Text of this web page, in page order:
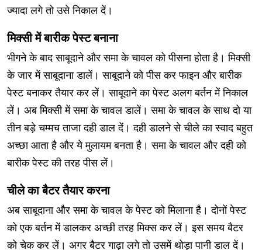
ज्यादा लगे तो उसे निकाल दें।
मिक्सी में बारीक पेस्ट बनाना
भीगने के बाद साबूदाने और समा के चावल को पीसना होता है। मिक्सी
के जार में साबूदाना डालें। साबूदाने को पीस कर फाइन और बारीक
पेस्ट बनाकर तैयार कर लें। साबूदाने का पेस्ट अलग बर्तन में निकाल
लें। अब मिक्सी में समा के चावल डालें। समा के चावल के साथ दो या
तीन बड़े चम्मच ताजा दही डाल दें। दही डालने से चीले का स्वाद बहुत
अच्छा आता है और ये मुलायम बनता है। समा के चावल और दही को
बारीक पेस्ट की तरह पीस लें।
चीले का बैटर तैयार करना
अब साबूदाना और समा के चावल के पेस्ट को मिलाना है। दोनों पेस्ट
को एक बर्तन में डालकर अच्छी तरह मिक्स कर लें। इस समय बैटर
को चेक कर लें। अगर बैटर गाढ़ा लगे तो उसमें थोड़ा पानी डाल दें।